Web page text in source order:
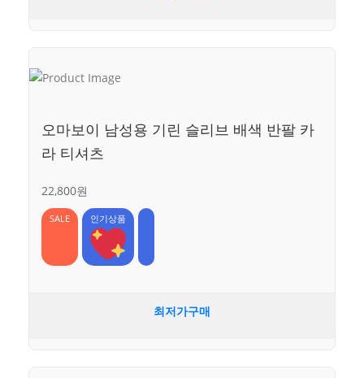
오마보이 남성용 기린 슬리브 배색 반팔 카
라 티셔츠
22,800원
SALE 인기상품
최저가구매